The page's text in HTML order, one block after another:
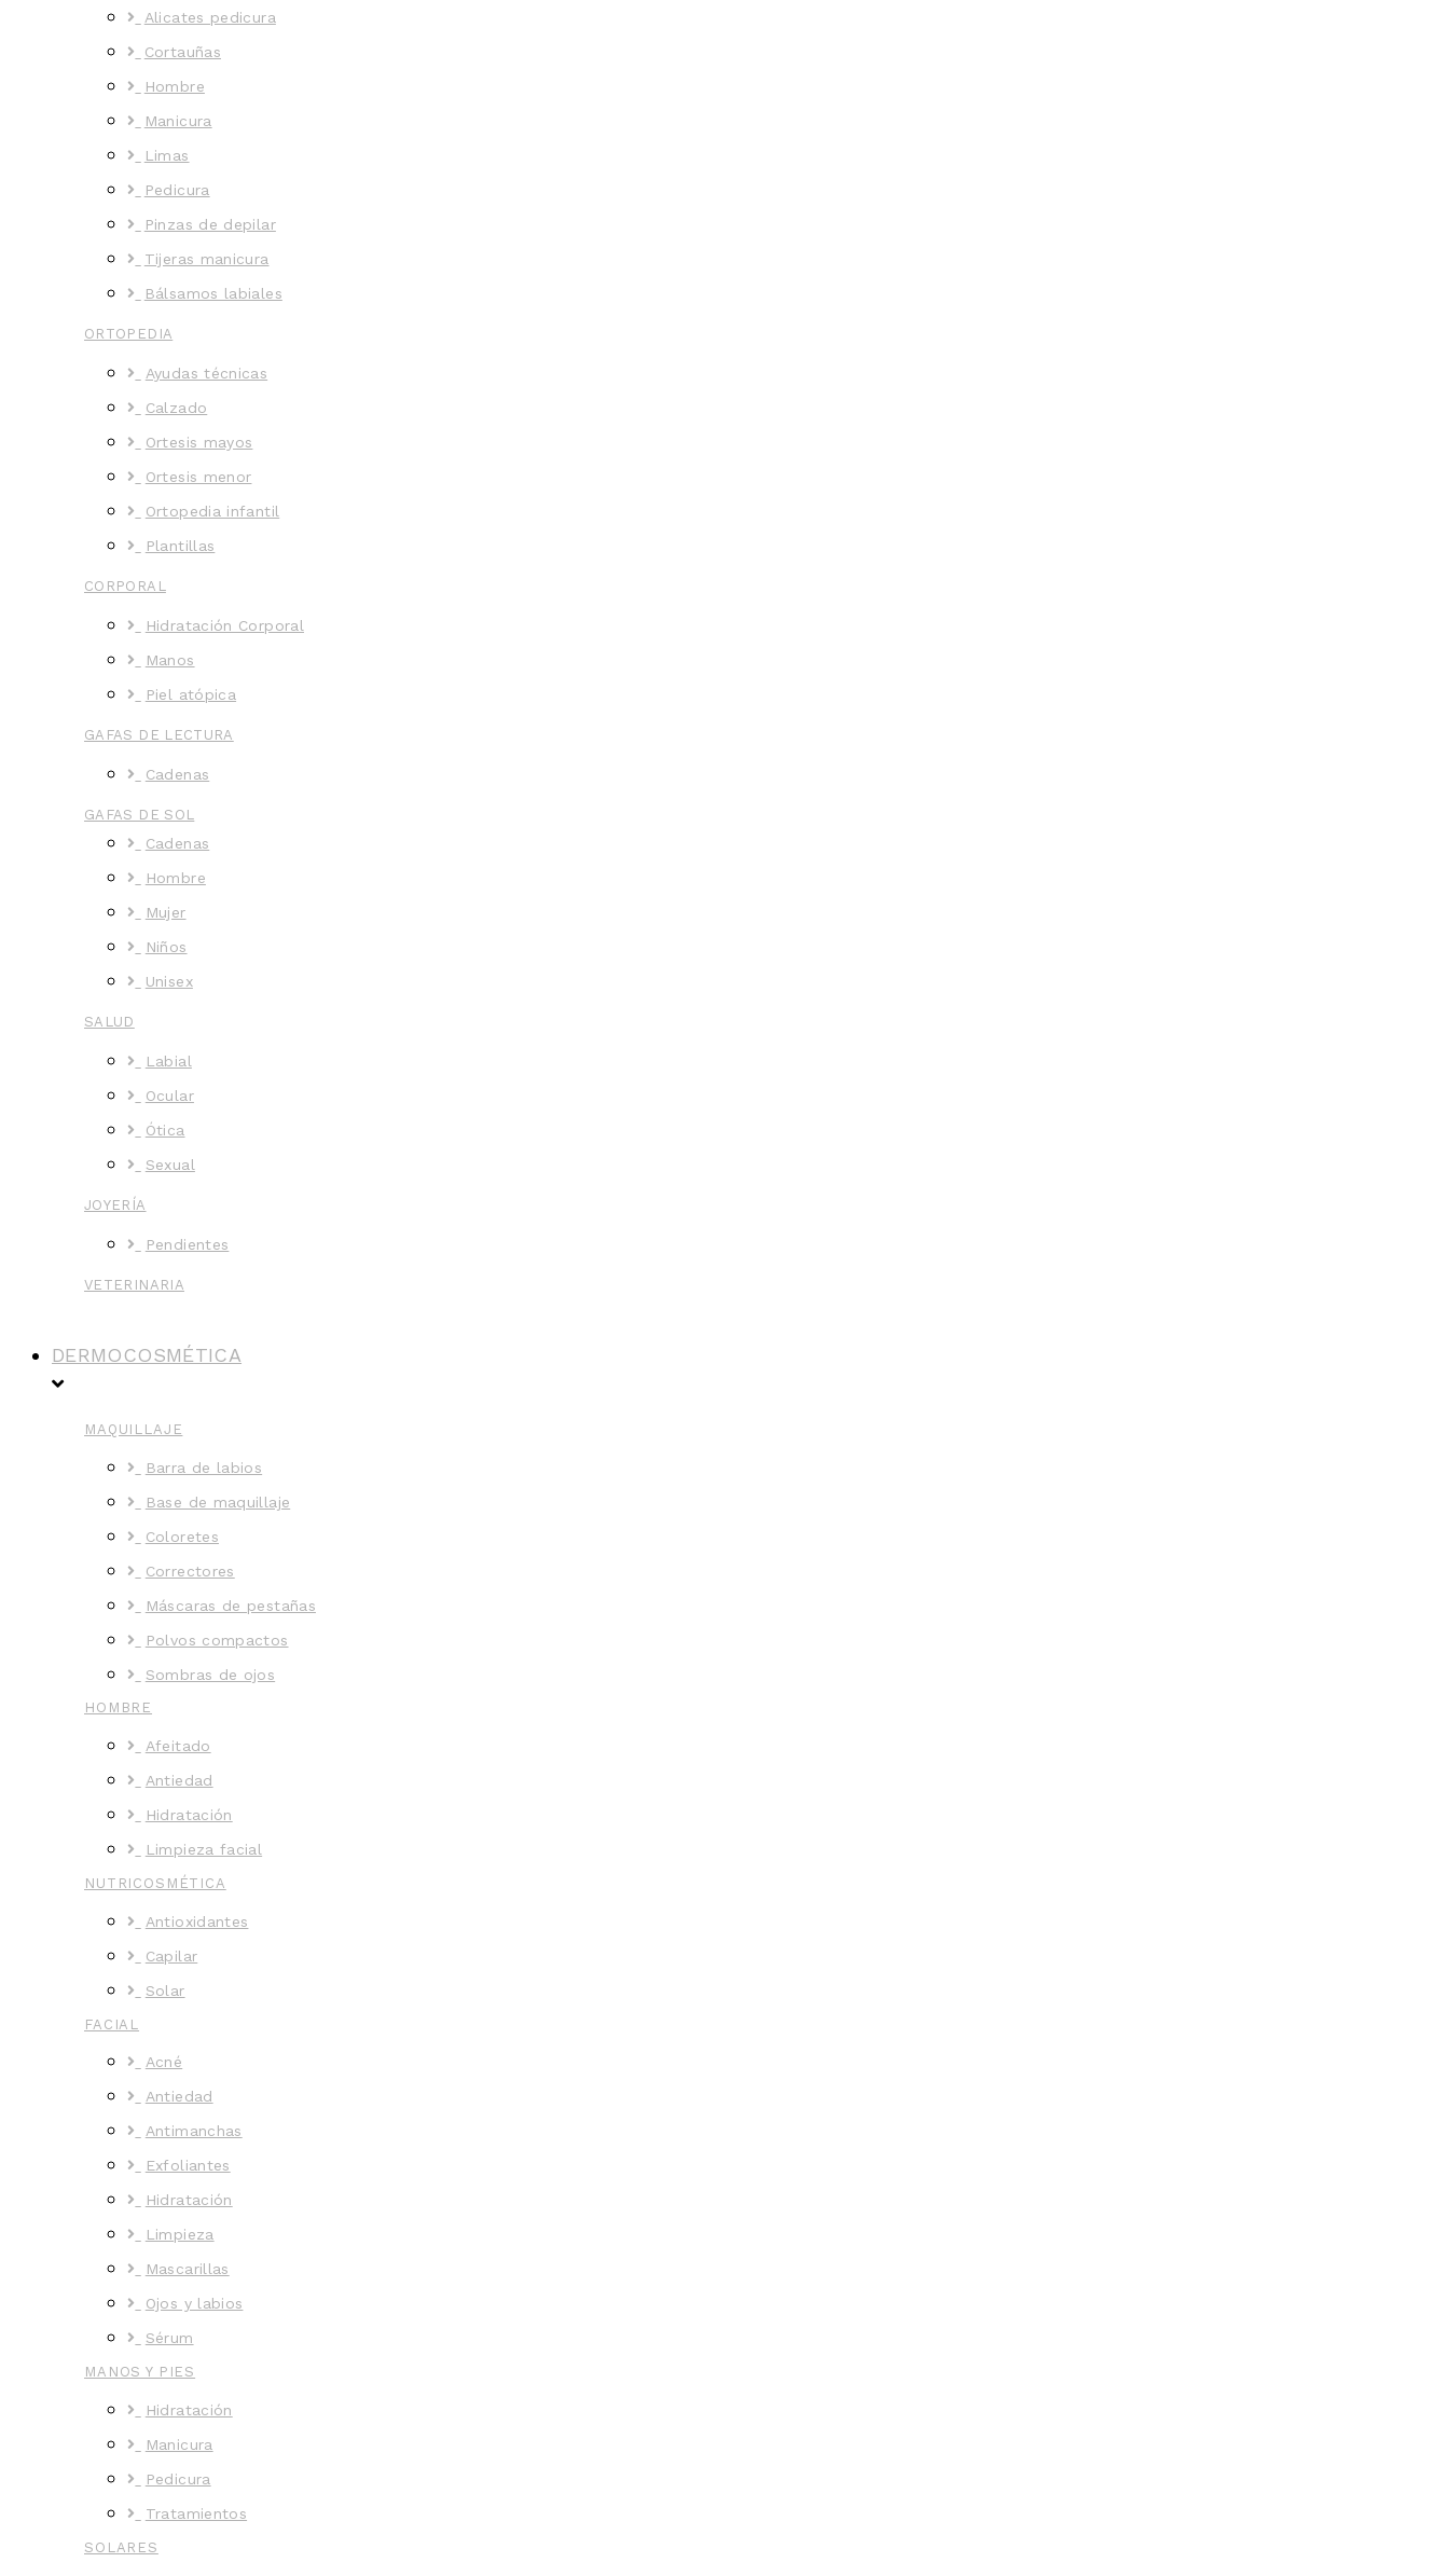
Alicates pedicura
Cortauñas
Hombre
Manicura
Limas
Pedicura
Pinzas de depilar
Tijeras manicura
Bálsamos labiales
ORTOPEDIA
Ayudas técnicas
Calzado
Ortesis mayos
Ortesis menor
Ortopedia infantil
Plantillas
CORPORAL
Hidratación Corporal
Manos
Piel atópica
GAFAS DE LECTURA
Cadenas
GAFAS DE SOL
Cadenas
Hombre
Mujer
Niños
Unisex
SALUD
Labial
Ocular
Ótica
Sexual
JOYERÍA
Pendientes
VETERINARIA
DERMOCOSMÉTICA
MAQUILLAJE
Barra de labios
Base de maquillaje
Coloretes
Correctores
Máscaras de pestañas
Polvos compactos
Sombras de ojos
HOMBRE
Afeitado
Antiedad
Hidratación
Limpieza facial
NUTRICOSMÉTICA
Antioxidantes
Capilar
Solar
FACIAL
Acné
Antiedad
Antimanchas
Exfoliantes
Hidratación
Limpieza
Mascarillas
Ojos y labios
Sérum
MANOS Y PIES
Hidratación
Manicura
Pedicura
Tratamientos
SOLARES